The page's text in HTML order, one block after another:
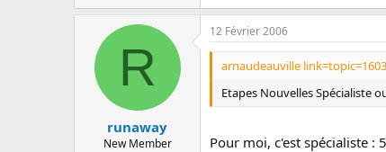
R
runaway
New Member
12 Février 2006
arnaudeauville
Etapes Nouvelles Spécialiste
Pour moi, c'est spécialiste :